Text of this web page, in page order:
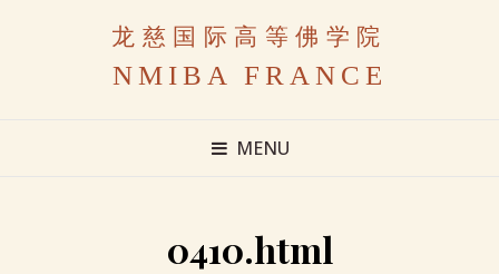
龙慈国际高等佛学院
NMIBA FRANCE
MENU
0410.html